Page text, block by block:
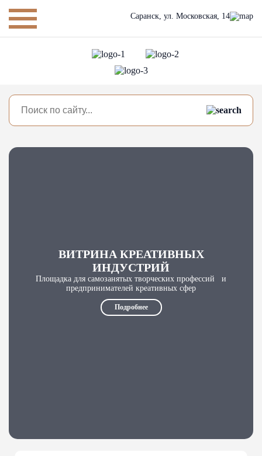
Саранск, ул. Московская, 14
ВИТРИНА КРЕАТИВНЫХ
ИНДУСТРИЙ
Площадка для самозанятых творческих профессий и
предпринимателей креативных сфер
Подробнее